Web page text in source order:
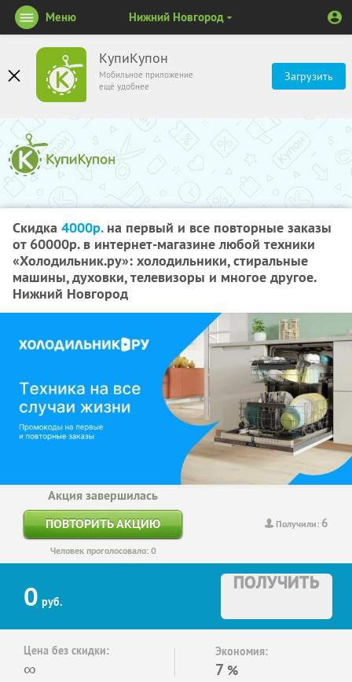
КупиКупон
Мобильное приложение
ещё удобнее
Загрузить
Меню Нижний Новгород
Скидка 4000р.на первый и все повторные заказы
от 60000р. в интернет-магазине любой техники
«Холодильник.ру»: холодильники, стиральные
машины, духовки, телевизоры и многое другое.
Нижний Новгород
Получили: 6
Акция завершилась
ПОВТОРИТЬ АКЦИЮ
Человек проголосовало: 0
0 руб.
ПОЛУЧИТЬ
Цена без скидки:
∞
Экономия:
7 %